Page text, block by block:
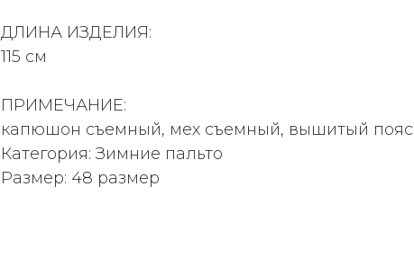
ДЛИНА ИЗДЕЛИЯ:
115 см
ПРИМЕЧАНИЕ:
капюшон съемный, мех съемный, вышитый пояс
Категория: Зимние пальто
Размер: 48 размер